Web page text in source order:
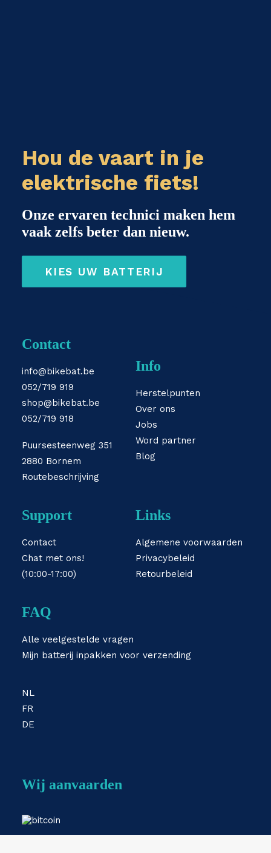
Hou de vaart in je
elektrische fiets!
Onze ervaren technici maken hem
vaak zelfs beter dan nieuw.
KIES UW BATTERIJ
Contact
info@bikebat.be
052/719 919
shop@bikebat.be
052/719 918
Puursesteenweg 351
2880 Bornem
Routebeschrijving
Info
Herstelpunten
Over ons
Jobs
Word partner
Blog
Support
Contact
Chat met ons!
(10:00-17:00)
Links
Algemene voorwaarden
Privacybeleid
Retourbeleid
FAQ
Alle veelgestelde vragen
Mijn batterij inpakken voor verzending
NL
FR
DE
Wij aanvaarden